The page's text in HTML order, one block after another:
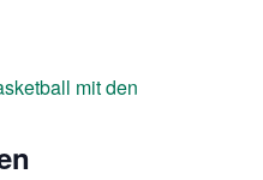
mit den